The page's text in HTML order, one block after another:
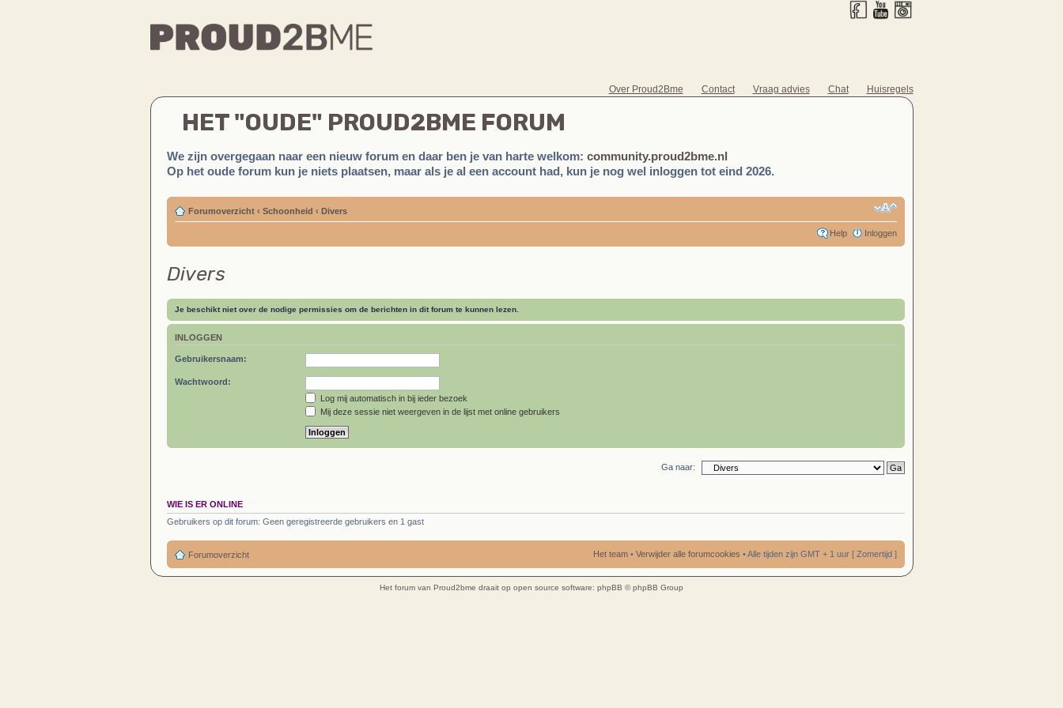
Over Proud2Bme Contact Vraag advies Chat Huisregels
HET "OUDE" PROUD2BME FORUM
We zijn overgegaan naar een nieuw forum en daar ben je van harte welkom: community.proud2bme.nl
Op het oude forum kun je niets plaatsen, maar als je al een account had, kun je nog wel inloggen tot eind 2026.
Forumoverzicht ‹ Schoonheid ‹ Divers
Help Inloggen
Divers
Je beschikt niet over de nodige permissies om de berichten in dit forum te kunnen lezen.
INLOGGEN
Gebruikersnaam:
Wachtwoord:
Log mij automatisch in bij ieder bezoek
Mij deze sessie niet weergeven in de lijst met online gebruikers
Ga naar:
WIE IS ER ONLINE
Gebruikers op dit forum: Geen geregistreerde gebruikers en 1 gast
Forumoverzicht Het team• Verwijder alle forumcookies • Alle tijden zijn GMT + 1 uur [ Zomertijd ]
Het forum van Proud2bme draait op open source software: phpBB © phpBB Group